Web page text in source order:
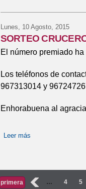
Lunes, 10 Agosto, 2015
SORTEO
El número premiado
Los teléfonos de
967313014 y
Enhorabuena al
Leer más
primera ‹ … 4 5